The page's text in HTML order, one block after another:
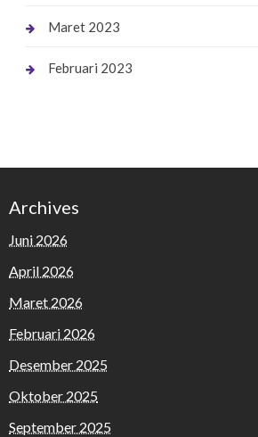
Maret 2023
Februari 2023
Archives
Juni 2026
April 2026
Maret 2026
Februari 2026
Desember 2025
Oktober 2025
September 2025